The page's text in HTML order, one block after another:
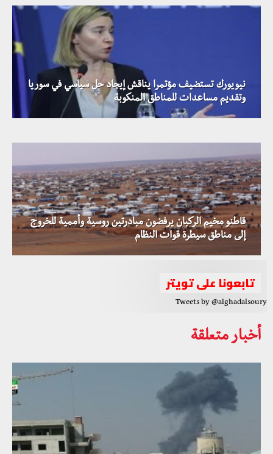
نيويورك تستضيف مؤتمرا يناقش إيجاد حل سياسي في سوريا
وتقديم مساعدات للمناطق المنكوبة
بيدرسون وبومبيو يناقشان الوضع السياسي والميداني في
سوريا خلال اجتماع في واشنطن
قاطنو مخيم الركبان يرفضون مبادرتين روسية وأممية للخروج
إلى مناطق سيطرة قوات النظام
تابعونا على تويتر
Tweets by @alghadalsoury
أخبار متعلقة